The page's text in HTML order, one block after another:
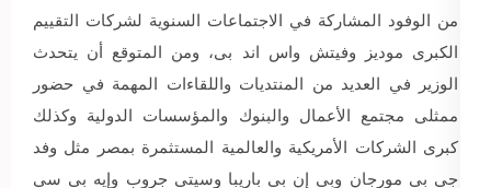
من الوفود المشاركة في الاجتماعات السنوية لشركات التقييم
الكبرى موديز وفيتش واس اند بى، ومن المتوقع أن يتحدث
الوزير في العديد من المنتديات واللقاءات المهمة في حضور
ممثلى مجتمع الأعمال والبنوك والمؤسسات الدولية وكذلك
كبرى الشركات الأمريكية والعالمية المستثمرة بمصر مثل وفد
جى بى مورجان وبى إن بى باريبا وسيتى جروب وإيه بى سى